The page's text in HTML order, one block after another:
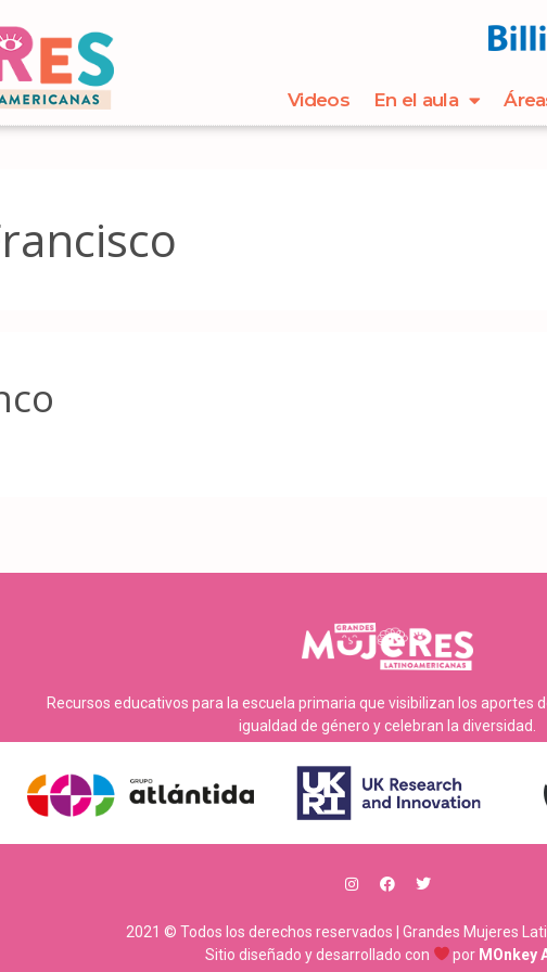
Videos En el aula
Recursos educativos para la escuela primaria que visibilizan los aportes
igualdad de género y celebran la diversidad.
2021 © Todos los derechos reservados | Grandes Mujeres
Sitio diseñado y desarrollado con
por MOnkey